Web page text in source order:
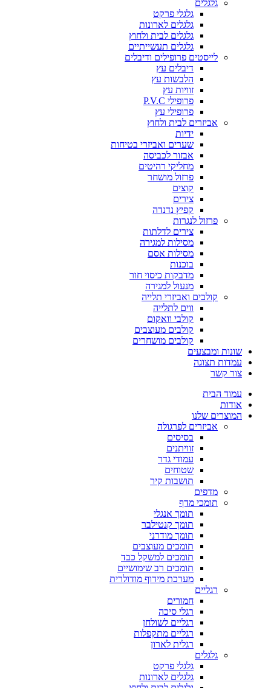
גלגלים
גלגלי פרקט
גלגלים לארונות
גלגלים לבית ולחוץ
גלגלים תעשייתיים
לייסטים פרופילים ודיבלים
דיבלים עץ
הלבשות עץ
זוויות עץ
פרופילי P.V.C
פרופילי עץ
אביזרים לבית ולחוץ
ידיות
שערים ואביזרי בטיחות
אבזור לכביסה
מחליקי רהיטים
פרזול מושחר
קוצים
צירים
קפיץ נדנדה
פרזול לנגרות
צירים לדלתות
מסילות למגירה
מסילות אסם
בוכנות
מדבקות כיסוי חור
מנעול למגירה
קולבים ואביזרי תלייה
ווים לתלייה
קולבי וואקום
קולבים מעוצבים
קולבים מושחרים
שונות ומבצעים
עמדות תצוגה
צור קשר
עמוד הבית
אודות
המוצרים שלנו
אביזרים לפרגולה
בסיסים
זוויתנים
עמודי גדר
שטוחים
תושבות קיר
מדפים
תומכי מדף
תומך אנגלי
תומך קנטילבר
תומך מודרני
תומכים מעוצבים
תומכים למשקל כבד
תומכים רב שימושיים
מערכת מידוף מודולרית
רגליים
חמורים
רגלי סיכה
רגליים לשולחן
רגליים מתקפלות
רגלית לארון
גלגלים
גלגלי פרקט
גלגלים לארונות